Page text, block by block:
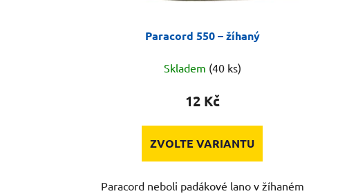
Paracord 550 – žíhaný
Skladem (40 ks)
12 Kč
ZVOLTE VARIANTU
Paracord neboli padákové lano v žíhaném